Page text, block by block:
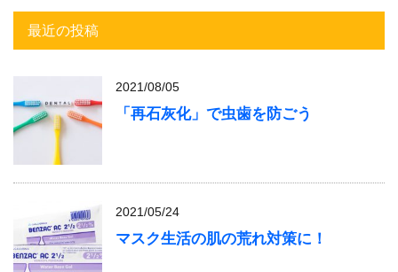
最近の投稿
2021/08/05
「再石灰化」で虫歯を防ごう
2021/05/24
マスク生活の肌の荒れ対策に！